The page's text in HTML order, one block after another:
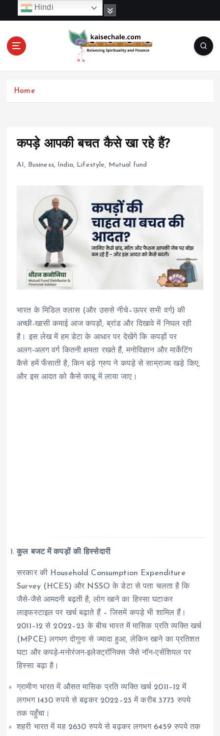
c
Home
कपड़े आपकी बचत कैसे खा रहे हैं?
AI, Business, India, Lifestyle, Mutual fund
भारत के मिडिल क्लास (और उससे नीचे–ऊपर सभी वर्ग) की
अच्छी-खासी कमाई आज कपड़ों, ब्रांड और दिखावे में निघल रही
है। इस लेख में हम डेटा के आधार पर देखेंगे कि कपड़ों पर
अलग‑अलग वर्ग कितनी क्षमता रखते हैं, मनोविज्ञान और मार्केटिंग
कैसे हमें फँसाती है, किन बड़े ग्रुप ने कपड़े से साम्राज्य खड़े किए,
और इस आदत को कैसे काबू में लाया जाए।
कुल बजट में कपड़ों की हिस्सेदारी
सरकार की Household Consumption Expenditure
Survey (HCES) और NSSO के डेटा से पता चलता है कि
जैसे‑जैसे आमदनी बढ़ती है, लोग खाने का हिस्सा घटाकर
लाइफस्टाइल पर खर्च बढ़ाते हैं – जिसमें कपड़े भी शामिल हैं।
2011–12 से 2022–23 के बीच भारत में मासिक प्रति व्यक्ति खर्च
(MPCE) लगभग दोगुना से ज्यादा हुआ, लेकिन खाने का प्रतिशत
घटा और कपड़े‑मनोरंजन‑इलेक्ट्रॉनिक्स जैसे नॉन‑एसेंशियल पर
हिस्सा बढ़ा है।
ग्रामीण भारत में औसत मासिक प्रति व्यक्ति खर्च 2011–12 में
लगभग 1430 रुपये से बढ़कर 2022–23 में करीब 3773 रुपये
तक पहुँचा।
शहरी भारत में यह 2630 रुपये से बढ़कर लगभग 6459 रुपये तक
Hindi